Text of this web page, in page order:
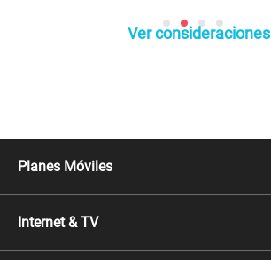
Ver consideraciones
Planes Móviles
Línea Nueva
Línea Adicional
Internet & TV